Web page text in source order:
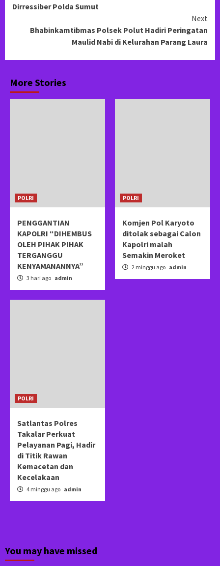
Dirressiber Polda Sumut
Next
Bhabinkamtibmas Polsek Polut Hadiri Peringatan
Maulid Nabi di Kelurahan Parang Laura
More Stories
POLRI
PENGGANTIAN
KAPOLRI “DIHEMBUS
OLEH PIHAK PIHAK
TERGANGGU
KENYAMANANNYA”
3 hari ago admin
POLRI
Komjen Pol Karyoto
ditolak sebagai Calon
Kapolri malah
Semakin Meroket
2 minggu ago admin
POLRI
Satlantas Polres
Takalar Perkuat
Pelayanan Pagi, Hadir
di Titik Rawan
Kemacetan dan
Kecelakaan
4 minggu ago admin
You may have missed